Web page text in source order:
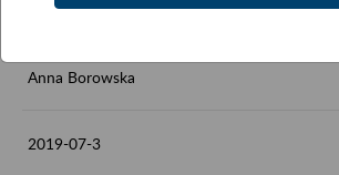
Anna Borowska
2019-07-3